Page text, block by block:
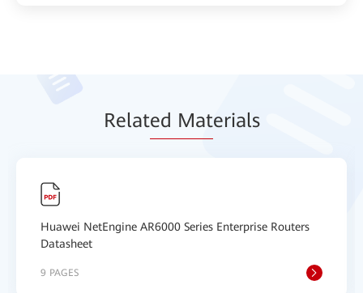
Related Materials
Huawei NetEngine AR6000 Series Enterprise Routers
Datasheet
9 PAGES